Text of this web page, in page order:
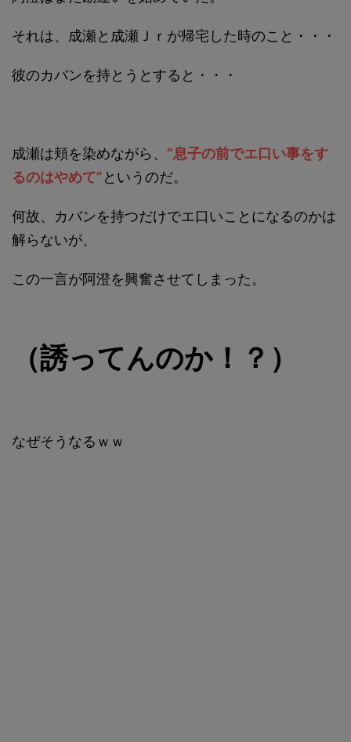
それは、成瀬と成瀬Ｊｒが帰宅した時のこと・・・
彼のカバンを持とうとすると・・・
成瀬は頬を染めながら、 ”息子の前でエ口い事をす
るのはやめて”というのだ。
何故、カバンを持つだけでエ口いことになるのかは
解らないが、
この一言が阿澄を興奮させてしまった。
（誘ってんのか！？）
なぜそうなるｗｗ